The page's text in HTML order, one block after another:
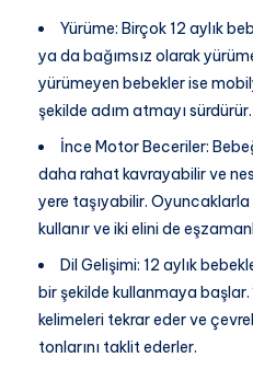
Yürüme: Birçok 12 aylık
ya da bağımsız olarak
yürümeyen bebekler ise
şekilde adım atmayı sürdürür.
İnce Motor Beceriler:
daha rahat kavrayabilir ve
yere taşıyabilir.
kullanır ve iki elini de
Dil Gelişimi: 12 aylık
bir şekilde kullanmaya başlar.
kelimeleri tekrar eder ve
tonlarını taklit ederler.